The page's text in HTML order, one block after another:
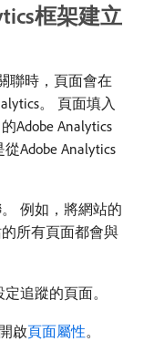
框架建立
聯時，頁面會在
。 頁面填入
Adobe Analytics
Adobe Analytics
例如，將網站的
所有頁面都會與
追蹤的頁面。
啟​頁面屬性。